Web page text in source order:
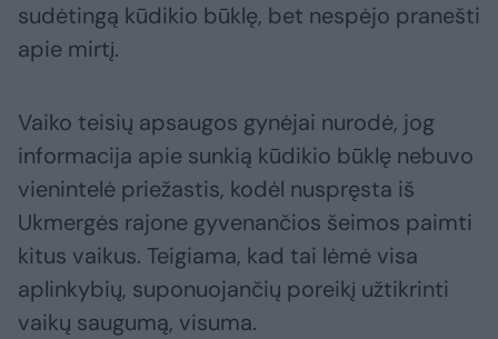
sudėtingą kūdikio būklę, bet nespėjo pranešti
apie mirtį.
Vaiko teisių apsaugos gynėjai nurodė, jog
informacija apie sunkią kūdikio būklę nebuvo
vienintelė priežastis, kodėl nuspręsta iš
Ukmergės rajone gyvenančios šeimos paimti
kitus vaikus. Teigiama, kad tai lėmė visa
aplinkybių, suponuojančių poreikį užtikrinti
vaikų saugumą, visuma.